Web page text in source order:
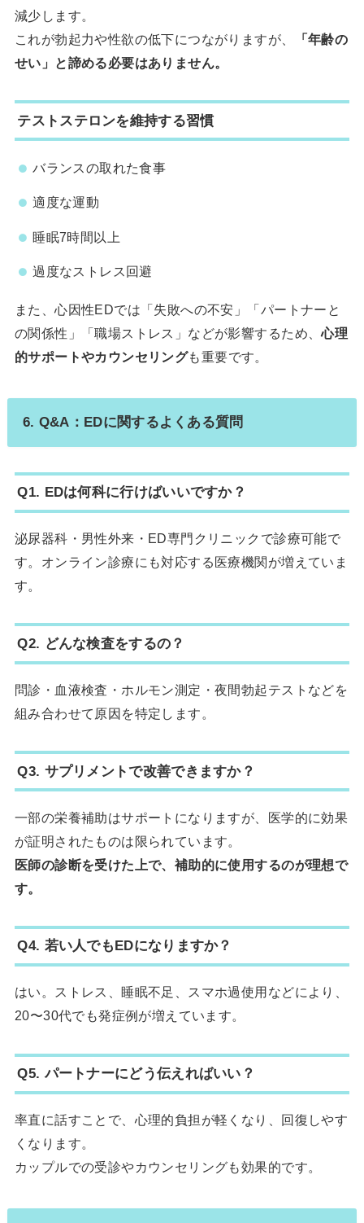
減少します。
これが勃起力や性欲の低下につながりますが、
「年齢の
せい」と諦める必要はありません。
テストステロンを維持する習慣
バランスの取れた食事
適度な運動
睡眠7時間以上
過度なストレス回避
また、心因性EDでは「失敗への不安」「パートナーと
の関係性」「職場ストレス」などが影響するため、心理
的サポートやカウンセリングも重要です。
6. Q&A：EDに関するよくある質問
Q1. EDは何科に行けばいいですか？
泌尿器科・男性外来・ED専門クリニックで診療可能で
す。オンライン診療にも対応する医療機関が増えていま
す。
Q2. どんな検査をするの？
問診・血液検査・ホルモン測定・夜間勃起テストなどを
組み合わせて原因を特定します。
Q3. サプリメントで改善できますか？
一部の栄養補助はサポートになりますが、医学的に効果
が証明されたものは限られています。
医師の診断を受けた上で、補助的に使用するのが理想で
す。
Q4. 若い人でもEDになりますか？
はい。ストレス、睡眠不足、スマホ過使用などにより、
20〜30代でも発症例が増えています。
Q5. パートナーにどう伝えればいい？
率直に話すことで、心理的負担が軽くなり、回復しやす
くなります。
カップルでの受診やカウンセリングも効果的です。